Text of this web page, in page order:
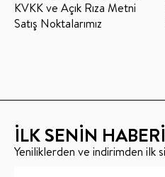
KVKK ve Açık Rıza Metni
Satış Noktalarımız
İLK SENİN
Yeniliklerden ve indirimden ilk